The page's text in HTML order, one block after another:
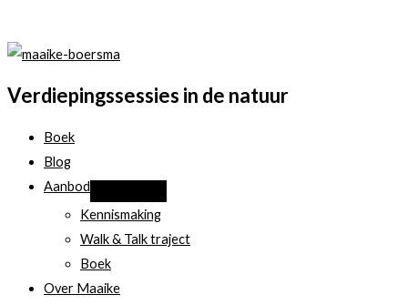
Verdiepingssessies in de natuur
Boek
Blog
Aanbod
Kennismaking
Walk & Talk traject
Boek
Over Maaike